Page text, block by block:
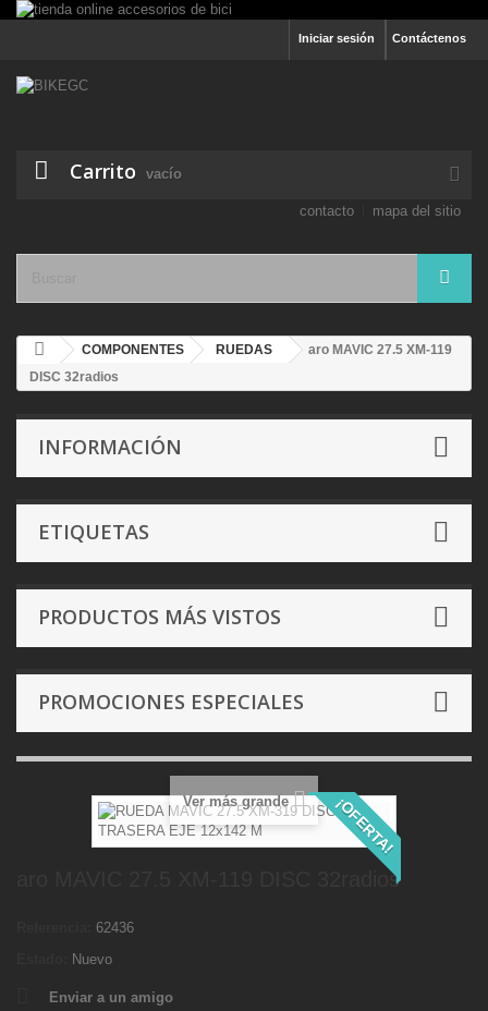
Contáctenos
Iniciar sesión
Carrito vacío
contacto mapa del sitio
COMPONENTES RUEDAS
aro MAVIC 27.5 XM-119
DISC 32radios
INFORMACIÓN
ETIQUETAS
PRODUCTOS MÁS VISTOS
PROMOCIONES ESPECIALES
¡OFERTA!
Ver más grande
aro MAVIC 27.5 XM-119 DISC 32radios
62436
Nuevo
Enviar a un amigo